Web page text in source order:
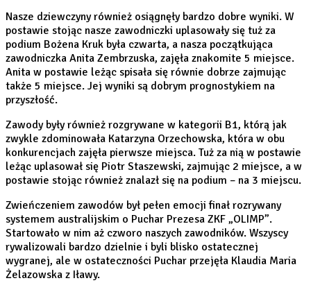
Nasze dziewczyny również osiągnęły bardzo dobre wyniki. W
postawie stojąc nasze zawodniczki uplasowały się tuż za
podium Bożena Kruk była czwarta, a nasza początkująca
zawodniczka Anita Zembrzuska, zajęła znakomite 5 miejsce.
Anita w postawie leżąc spisała się równie dobrze zajmując
także 5 miejsce. Jej wyniki są dobrym prognostykiem na
przyszłość.
Zawody były również rozgrywane w kategorii B1, którą jak
zwykle zdominowała Katarzyna Orzechowska, która w obu
konkurencjach zajęła pierwsze miejsca. Tuż za nią w postawie
leżąc uplasował się Piotr Staszewski, zajmując 2 miejsce, a w
postawie stojąc również znalazł się na podium – na 3 miejscu.
Zwieńczeniem zawodów był pełen emocji finał rozrywany
systemem australijskim o Puchar Prezesa ZKF „OLIMP”.
Startowało w nim aż czworo naszych zawodników. Wszyscy
rywalizowali bardzo dzielnie i byli blisko ostatecznej
wygranej, ale w ostateczności Puchar przejęła Klaudia Maria
Żelazowska z Iławy.